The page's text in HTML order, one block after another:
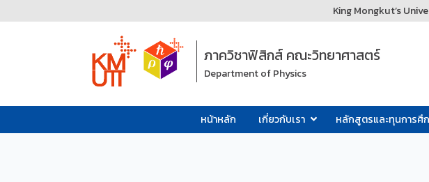
King Mongkut’s
ภาควิชาฟิสิกส์ คณะวิทยาศาสตร์
Department of Physics
หน้าหลัก เกี่ยวกับเรา หลักสูตรและทุนการศึ